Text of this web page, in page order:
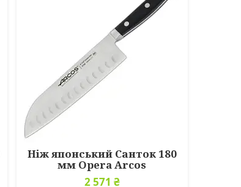
Ніж японський Санток 180
мм Opera Arcos
2 571 ₴